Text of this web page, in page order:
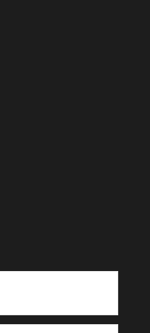
WP Captcha